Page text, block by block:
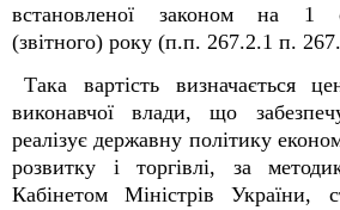
встановленої законом на 1
(звітного) року (п.п. 267.2.1 п.
Така вартість визначається
виконавчої влади, що
реалізує державну політику
розвитку і торгівлі, за
Кабінетом Міністрів України,